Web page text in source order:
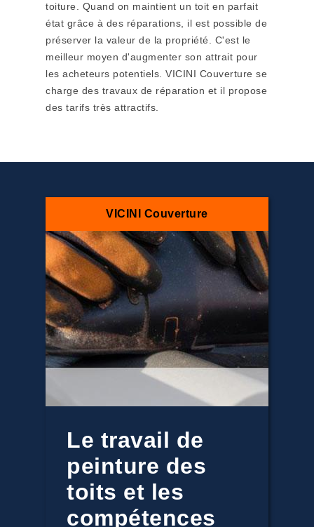
toiture. Quand on maintient un toit en parfait
état grâce à des réparations, il est possible de
préserver la valeur de la propriété. C'est le
meilleur moyen d'augmenter son attrait pour
les acheteurs potentiels. VICINI Couverture se
charge des travaux de réparation et il propose
des tarifs très attractifs.
VICINI Couverture
Le travail de
peinture des
toits et les
compétences